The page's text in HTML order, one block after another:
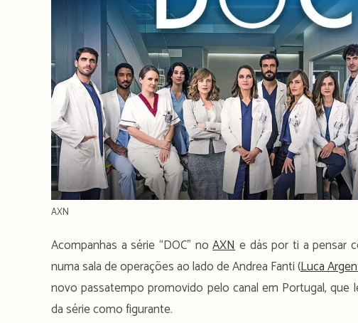
AXN
Acompanhas a série “DOC” noAXNe dás por ti a pensar
numa sala de operações ao lado de Andrea Fanti (Luca
novo passatempo promovido pelo canal em Portugal, que
da série como figurante.